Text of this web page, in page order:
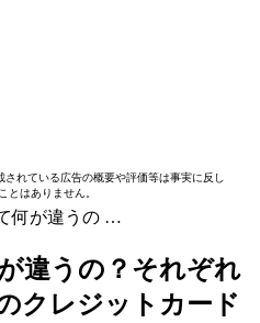
れている広告の概要や評価等は事実に反し
とはありません。
何が違うの …
違うの？それぞれ
クレジットカード